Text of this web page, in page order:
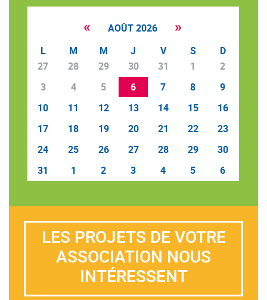
« AOÛT 2026 »
L M M J V S
D
27
28 29 30 31 1
2
3
4 5 6 7 8
9
10
11 12 13 14 15
16
17
18 19 20 21 22
23
24
25 26 27 28 29
30
31
1 2 3 4 5 6
LES PROJETS DE VOTRE
ASSOCIATION NOUS
INTÉRESSENT